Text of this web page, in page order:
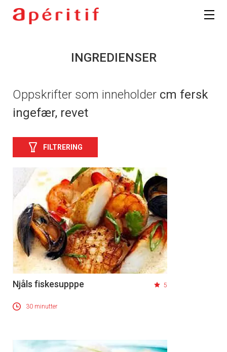
INGREDIENSER
Oppskrifter som inneholder cm fersk
ingefær, revet
FILTRERING
Njåls fiskesupppe 5
30 minutter